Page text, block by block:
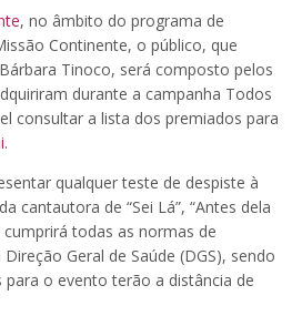
, no âmbito do programa de
Continente, o público, que
Tinoco, será composto pelos
durante a campanha Todos
consultar a lista dos premiados para
.
qualquer teste de despiste à
cantautora de “Sei Lá”, “Antes dela
cumprirá todas as normas de
Geral de Saúde (DGS), sendo
o evento terão a distância de